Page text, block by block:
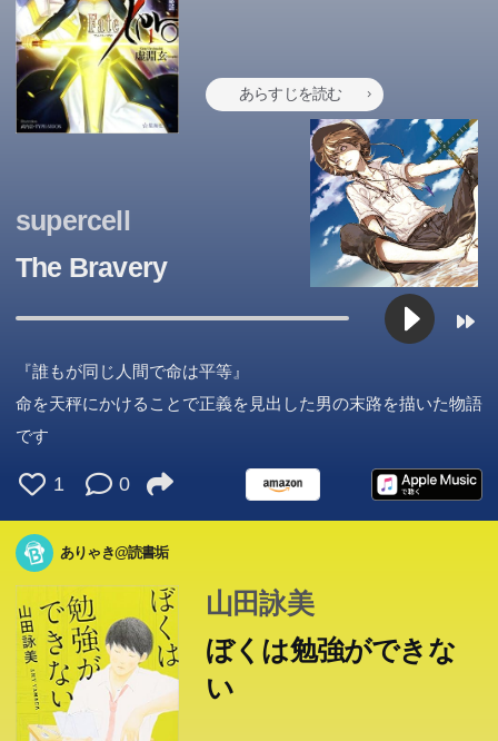
あらすじを読む
supercell
The Bravery
『誰もが同じ人間で命は平等』
命を天秤にかけることで正義を見出した男の末路を描いた物語
です
1 0
ありゃき@読書垢
山田詠美
ぼくは勉強ができな
い